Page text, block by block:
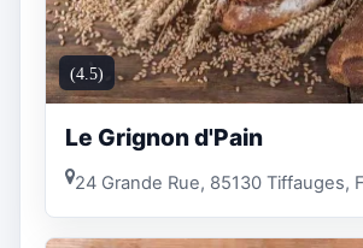
(4.5)
Le Grignon d'Pain
24 Grande Rue, 85130 Tiffauges,